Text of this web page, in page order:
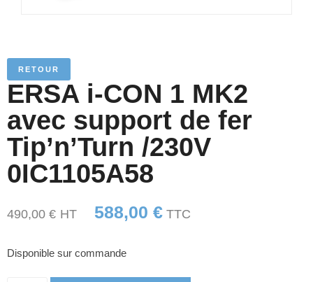
RETOUR
ERSA i-CON 1 MK2
avec support de fer
Tip’n’Turn /230V
0IC1105A58
490,00 € HT 588,00 € TTC
Disponible sur commande